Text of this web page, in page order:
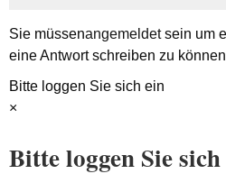
Sie müssenangemeldetsein um
eine Antwort schreiben zu können
Bitte loggen Sie sich ein
×
Bitte loggen Sie